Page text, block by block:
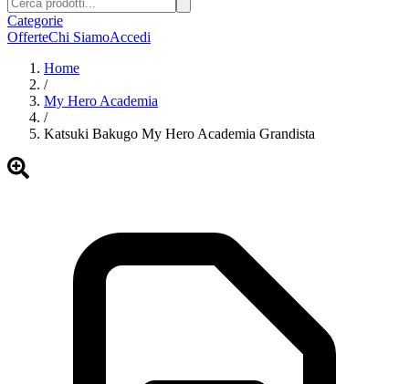
Categorie
OfferteChi SiamoAccedi
Home
/
My Hero Academia
/
Katsuki Bakugo My Hero Academia Grandista